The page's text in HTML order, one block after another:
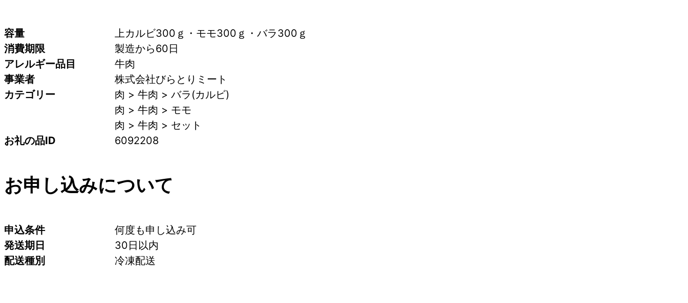
容量
上カルビ300ｇ・モモ300ｇ・バラ300ｇ
消費期限
製造から60日
アレルギー品目
牛肉
事業者
株式会社びらとりミート
カテゴリー
肉 > 牛肉 > バラ(カルビ)
肉 > 牛肉 > モモ
肉 > 牛肉 > セット
お礼の品ID
6092208
お申し込みについて
申込条件
何度も申し込み可
発送期日
30日以内
配送種別
冷凍配送